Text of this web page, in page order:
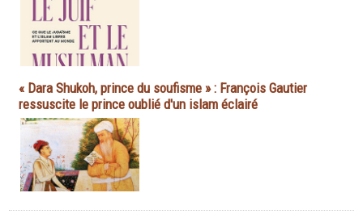
« Dara Shukoh, prince du soufisme » : François Gautier
ressuscite le prince oublié d'un islam éclairé